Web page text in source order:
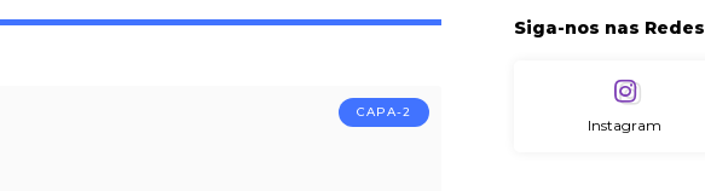
CAPA-2
Siga-nos nas Redes
Instagram